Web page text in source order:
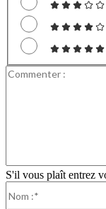
S'il vous plaît entrez